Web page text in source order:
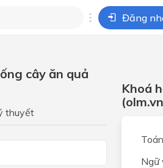
câu hỏi của
Đăng
cây ăn quả
thuyết
Khoá
Ngữ